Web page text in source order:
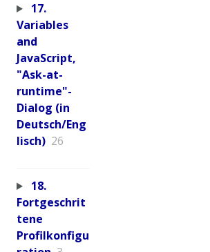
17.
Variables
and
JavaScript,
"Ask-at-
runtime"-
Dialog (in
Deutsch/Eng
lisch) 26
18.
Fortgeschrit
tene
Profilkonfigu